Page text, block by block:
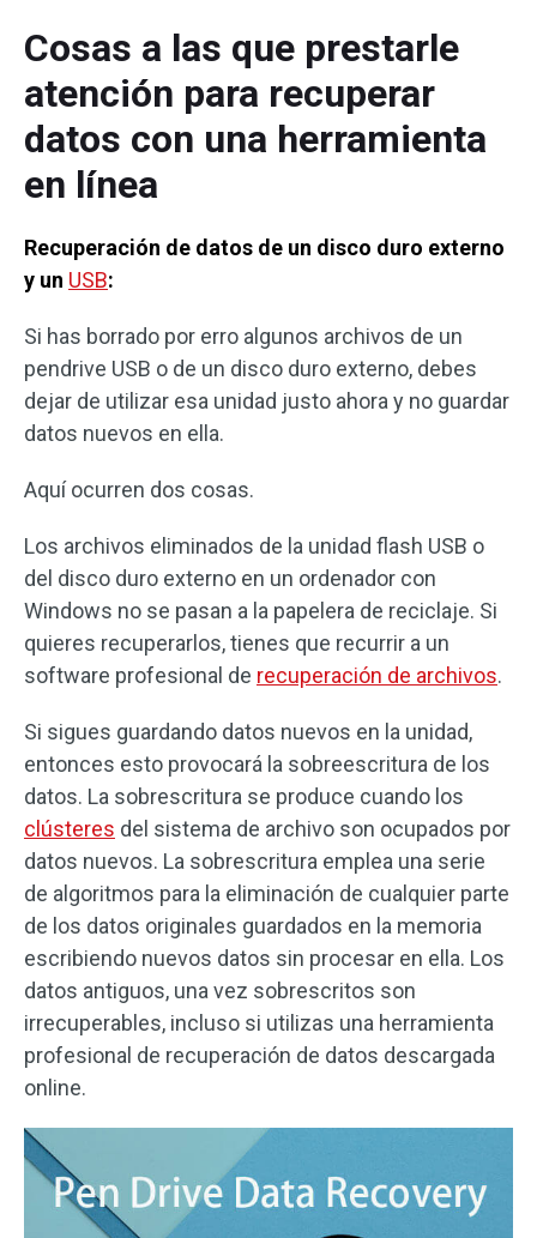
Cosas a las que prestarle
atención para recuperar
datos con una herramienta
en línea
Recuperación de datos de un disco duro externo
y un USB:
Si has borrado por erro algunos archivos de un
pendrive USB o de un disco duro externo, debes
dejar de utilizar esa unidad justo ahora y no guardar
datos nuevos en ella.
Aquí ocurren dos cosas.
Los archivos eliminados de la unidad flash USB o
del disco duro externo en un ordenador con
Windows no se pasan a la papelera de reciclaje. Si
quieres recuperarlos, tienes que recurrir a un
software profesional de recuperación de archivos.
Si sigues guardando datos nuevos en la unidad,
entonces esto provocará la sobreescritura de los
datos. La sobrescritura se produce cuando los
clústeres del sistema de archivo son ocupados por
datos nuevos. La sobrescritura emplea una serie
de algoritmos para la eliminación de cualquier parte
de los datos originales guardados en la memoria
escribiendo nuevos datos sin procesar en ella. Los
datos antiguos, una vez sobrescritos son
irrecuperables, incluso si utilizas una herramienta
profesional de recuperación de datos descargada
online.